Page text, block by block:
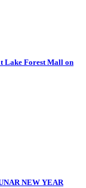
Lake Forest Mall on
NEW YEAR